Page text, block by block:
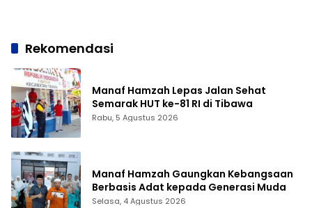
Rekomendasi
Manaf Hamzah Lepas Jalan Sehat
Semarak HUT ke-81 RI di Tibawa
Rabu, 5 Agustus 2026
Manaf Hamzah Gaungkan Kebangsaan
Berbasis Adat kepada Generasi Muda
Selasa, 4 Agustus 2026